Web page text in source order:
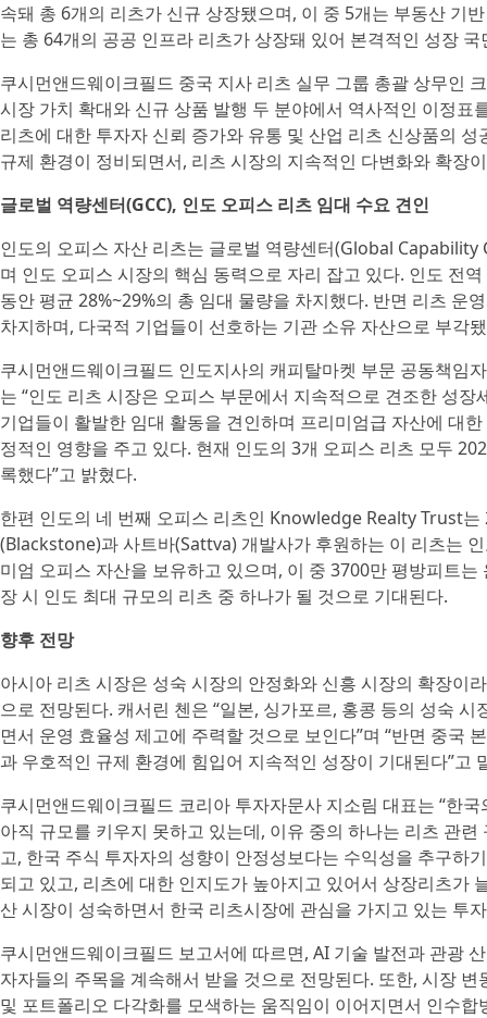
속돼 총 6개의 리츠가 신규 상장됐으며, 이 중 5개는 부동산 기
는 총 64개의 공공 인프라 리츠가 상장돼 있어 본격적인 성장
쿠시먼앤드웨이크필드 중국 지사 리츠 실무 그룹 총괄 상무인
시장 가치 확대와 신규 상품 발행 두 분야에서 역사적인 이정표
리츠에 대한 투자자 신뢰 증가와 유통 및 산업 리츠 신상품의
규제 환경이 정비되면서, 리츠 시장의 지속적인 다변화와 확장
글로벌 역량센터(GCC), 인도 오피스 리츠 임대 수요 견인
인도의 오피스 자산 리츠는 글로벌 역량센터(Global
며 인도 오피스 시장의 핵심 동력으로 자리 잡고 있다. 인도 전
동안 평균 28%~29%의 총 임대 물량을 차지했다. 반면 리츠 운
차지하며, 다국적 기업들이 선호하는 기관 소유 자산으로 부각
쿠시먼앤드웨이크필드 인도지사의 캐피탈마켓 부문 공동책임
는 “인도 리츠 시장은 오피스 부문에서 지속적으로 견조한 성장
기업들이 활발한 임대 활동을 견인하며 프리미엄급 자산에 대
정적인 영향을 주고 있다. 현재 인도의 3개 오피스 리츠 모두
록했다”고 밝혔다.
한편 인도의 네 번째 오피스 리츠인 Knowledge Realty Trust
(Blackstone)과 사트바(Sattva) 개발사가 후원하는 이 리츠는
미엄 오피스 자산을 보유하고 있으며, 이 중 3700만 평방피트
장 시 인도 최대 규모의 리츠 중 하나가 될 것으로 기대된다.
향후 전망
아시아 리츠 시장은 성숙 시장의 안정화와 신흥 시장의 확장이
으로 전망된다. 캐서린 첸은 “일본, 싱가포르, 홍콩 등의 성숙
면서 운영 효율성 제고에 주력할 것으로 보인다”며 “반면 중국
과 우호적인 규제 환경에 힘입어 지속적인 성장이 기대된다”고
쿠시먼앤드웨이크필드 코리아 투자자문사 지소림 대표는 “한
아직 규모를 키우지 못하고 있는데, 이유 중의 하나는 리츠 관
고, 한국 주식 투자자의 성향이 안정성보다는 수익성을 추구하
되고 있고, 리츠에 대한 인지도가 높아지고 있어서 상장리츠가
산 시장이 성숙하면서 한국 리츠시장에 관심을 가지고 있는 투
쿠시먼앤드웨이크필드 보고서에 따르면, AI 기술 발전과 관광
자자들의 주목을 계속해서 받을 것으로 전망된다. 또한, 시장
및 포트폴리오 다각화를 모색하는 움직임이 이어지면서 인수